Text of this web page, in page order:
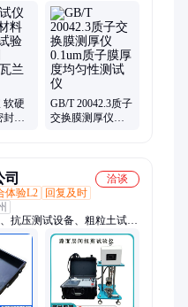
系数仪、落镖冲击试验仪、
验仪、注射器滑动性能测试
性测试仪、初粘测试仪、医
仪、偏光应力仪、阻水性测
断力测试仪、安瓿瓶圆跳动
力试验机、剥离强度试验机
软硬
封性
GB/T 20042.3质子
交换膜测厚仪
洽谈
体验L2
回复及时
抗压测试设备、粗粒土试验
测仪器、混凝土检测仪器、
器、电工套管实验仪器、水
材检测设备、防水卷材检测
、粉体粉末试验检测仪器、
、切割机、压力机、工程测